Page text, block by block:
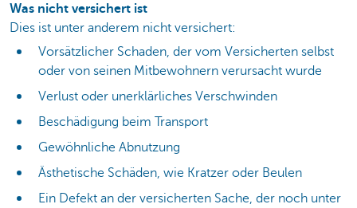
Was nicht versichert ist
Dies ist unter anderem nicht versichert:
Vorsätzlicher Schaden, der vom Versicherten selbst
oder von seinen Mitbewohnern verursacht wurde
Verlust oder unerklärliches Verschwinden
Beschädigung beim Transport
Gewöhnliche Abnutzung
Ästhetische Schäden, wie Kratzer oder Beulen
Ein Defekt an der versicherten Sache, der noch unter